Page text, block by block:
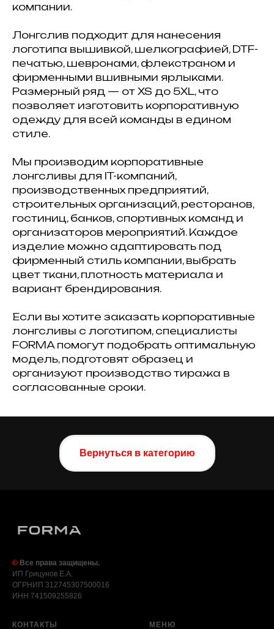
компании.
Лонгслив подходит для нанесения
логотипа вышивкой, шелкографией, DTF-
печатью, шевронами, флекстраном и
фирменными вшивными ярлыками.
Размерный ряд — от XS до 5XL, что
позволяет изготовить корпоративную
одежду для всей команды в едином
стиле.
Мы производим корпоративные
лонгсливы для IT-компаний,
производственных предприятий,
строительных организаций, ресторанов,
гостиниц, банков, спортивных команд и
организаторов мероприятий. Каждое
изделие можно адаптировать под
фирменный стиль компании, выбрать
цвет ткани, плотность материала и
вариант брендирования.
Если вы хотите заказать корпоративные
лонгсливы с логотипом, специалисты
FORMA помогут подобрать оптимальную
модель, подготовят образец и
организуют производство тиража в
согласованные сроки.
Вернуться в категорию
© Все права защищены.
ИП Грицунов Е.А.
ОГРНИП 312745307500016
ИНН 741509255826
КОНТАКТЫ МЕНЮ